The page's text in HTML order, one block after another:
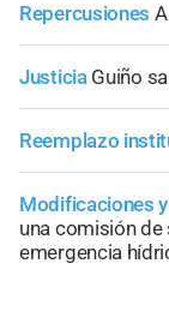
Repercusiones
Justicia Guiño
Reemplazo
Modificaciones
una comisión
emergencia